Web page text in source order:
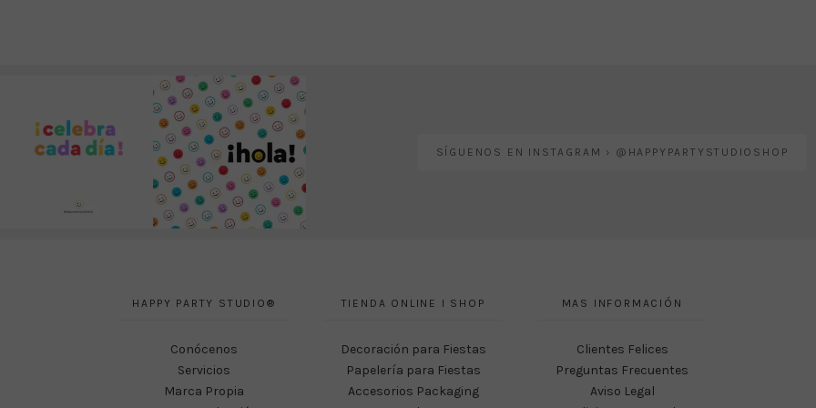
SÍGUENOS EN INSTAGRAM › @HAPPYPARTYSTUDIOSHOP
HAPPY PARTY STUDIO®
Conócenos
Servicios
Marca Propia
TIENDA ONLINE I SHOP
Decoración para Fiestas
Papelería para Fiestas
Accesorios Packaging
MAS INFORMACIÓN
Clientes Felices
Preguntas Frecuentes
Aviso Legal